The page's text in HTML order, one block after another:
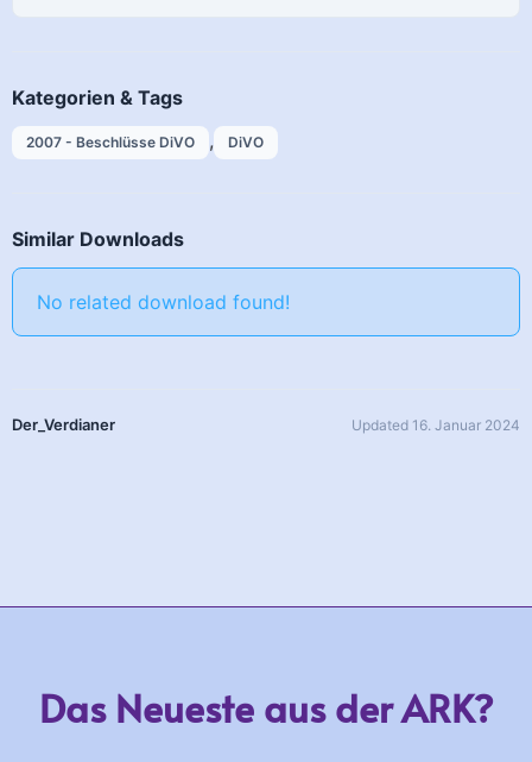
Kategorien & Tags
2007 - Beschlüsse DiVO , DiVO
Similar Downloads
No related download found!
Der_Verdianer Updated 16. Januar 2024
Das Neueste aus der ARK?